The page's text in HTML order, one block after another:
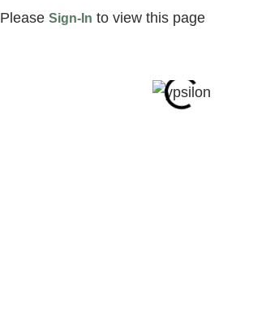
Please Sign-In to view this page